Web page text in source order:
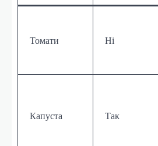
Томати Ні
Капуста Так